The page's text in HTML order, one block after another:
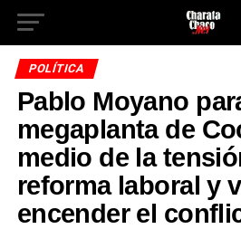
POLÍTICA
Pablo Moyano
megaplanta de
medio de la
reforma laboral y
encender el